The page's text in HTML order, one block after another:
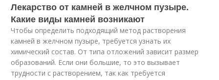
Лекарство от камней в желчном пузыре.
Какие виды камней возникают
Чтобы определить подходящий метод растворения
камней в желчном пузыре, требуется узнать их
химический состав. От типа отложений зависит размер
образований. Если они большие, то это вызывает
трудности с растворением, так как требуется